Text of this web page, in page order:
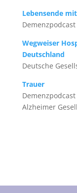
Lebensende
Wegweiser
Deutschland
Deutsche
Trauer
Alzheimer